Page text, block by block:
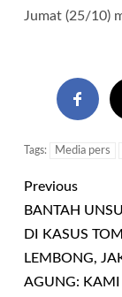
Jumat (25/10)
Tags: Media pers
Previous
BANTAH
DI KASUS TOM
LEMBONG,
AGUNG: KAMI